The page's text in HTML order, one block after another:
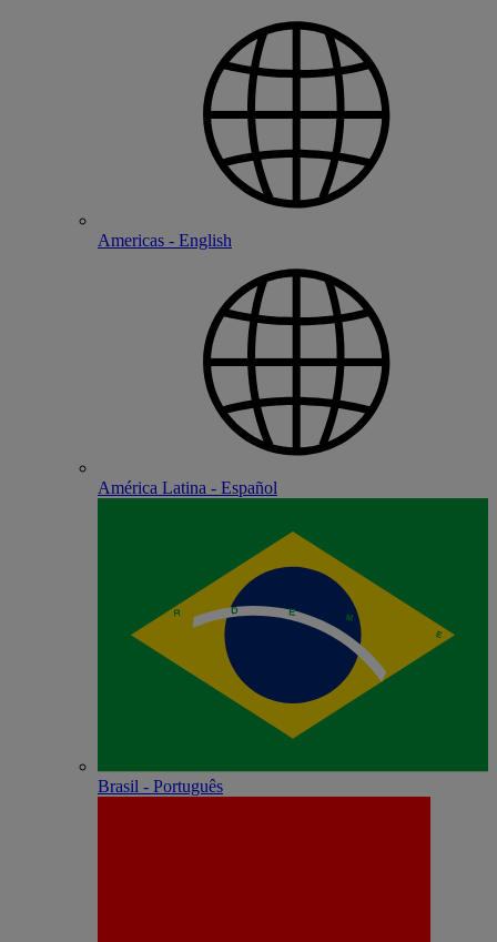
Americas - English
América Latina - Español
Brasil - Português